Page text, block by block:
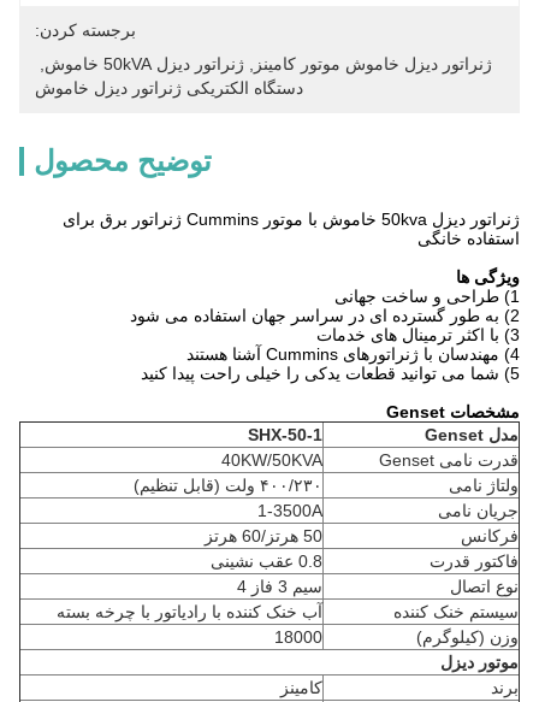
برجسته کردن:
ژنراتور دیزل خاموش موتور کامینز
ژنراتور دیزل 50kVA خاموش
دستگاه الکتریکی ژنراتور دیزل خاموش
توضیح محصول
ژنراتور دیزل 50kva خاموش با موتور Cummins ژنراتور برق برای
استفاده خانگی
ویژگی ها
1) طراحی و ساخت جهانی
2) به طور گسترده ای در سراسر جهان استفاده می شود
3) با اکثر ترمینال های خدمات
4) مهندسان با ژنراتورهای Cummins آشنا هستند
5) شما می توانید قطعات یدکی را خیلی راحت پیدا کنید
مشخصات Genset
مدل Genset
SHX-50-1
قدرت نامی Genset
40KW/50KVA
ولتاژ نامی
۴۰۰/۲۳۰ ولت (قابل تنظیم)
جریان نامی
1-3500A
فرکانس
50 هرتز/60 هرتز
فاکتور قدرت
0.8 عقب نشینی
نوع اتصال
سیم 3 فاز 4
سیستم خنک کننده
آب خنک کننده با رادیاتور با چرخه بسته
وزن (کیلوگرم)
18000
موتور دیزل
برند
کامینز